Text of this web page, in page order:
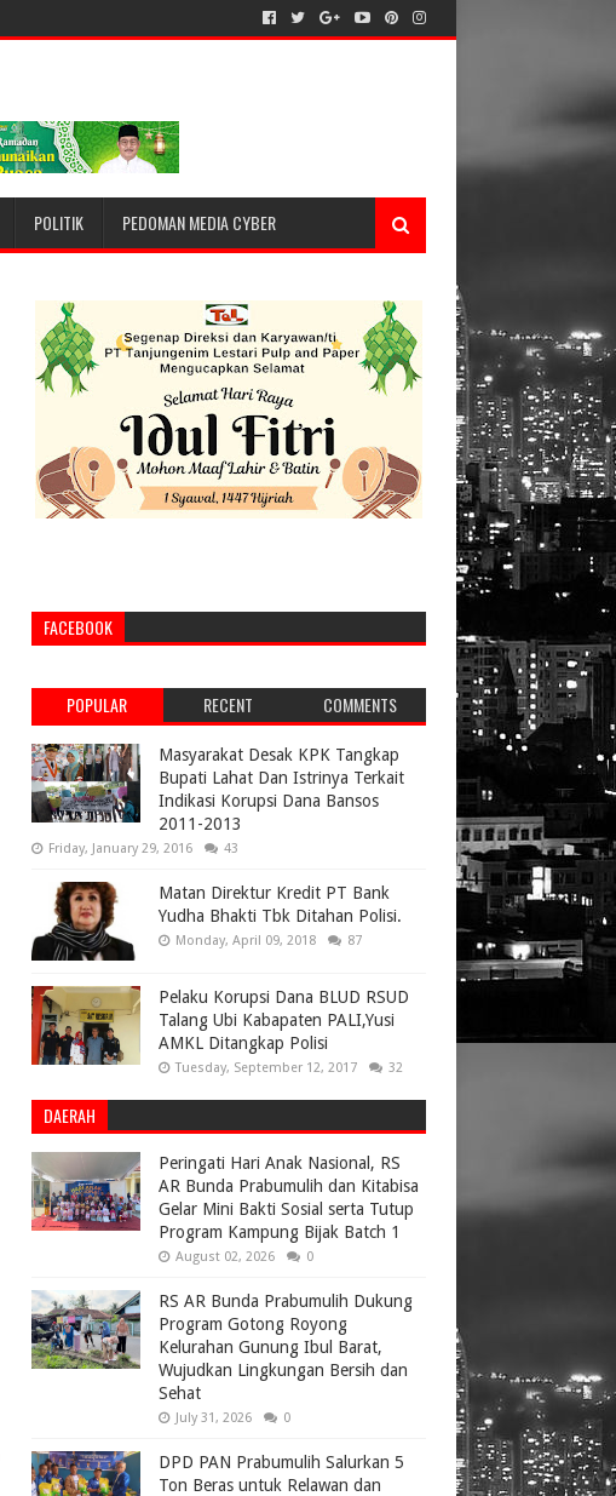
POLITIK PEDOMAN MEDIA CYBER
FACEBOOK
POPULAR RECENT COMMENTS
Masyarakat Desak KPK Tangkap
Bupati Lahat Dan Istrinya Terkait
Indikasi Korupsi Dana Bansos
2011-2013
Friday, January 29, 2016 43
Matan Direktur Kredit PT Bank
Yudha Bhakti Tbk Ditahan Polisi.
Monday, April 09, 2018 87
Pelaku Korupsi Dana BLUD RSUD
Talang Ubi Kabapaten PALI,Yusi
AMKL Ditangkap Polisi
Tuesday, September 12, 2017 32
DAERAH
Peringati Hari Anak Nasional, RS
AR Bunda Prabumulih dan Kitabisa
Gelar Mini Bakti Sosial serta Tutup
Program Kampung Bijak Batch 1
August 02, 2026 0
RS AR Bunda Prabumulih Dukung
Program Gotong Royong
Kelurahan Gunung Ibul Barat,
Wujudkan Lingkungan Bersih dan
Sehat
July 31, 2026 0
DPD PAN Prabumulih Salurkan 5
Ton Beras untuk Relawan dan